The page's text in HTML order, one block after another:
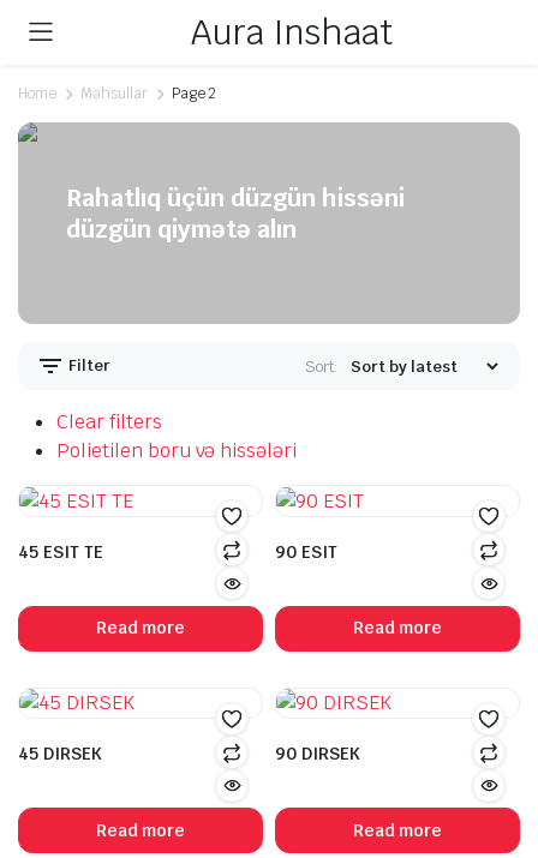
Aura Inshaat
Home Məhsullar Page 2
Rahatlıq üçün düzgün hissəni
düzgün qiymətə alın
Filter Sort:
Clear filters
Polietilen boru və hissələri
45 ESIT TE
Read more
90 ESIT
Read more
45 DIRSEK
Read more
90 DIRSEK
Read more